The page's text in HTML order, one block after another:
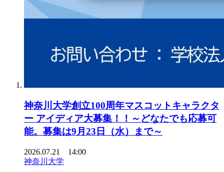
神奈川大学創立100周年マスコットキャラクタ
ー アイディア大募集！！～どなたでも応募可
能。募集は9月23日（水）まで～
2026.07.21 14:00
神奈川大学